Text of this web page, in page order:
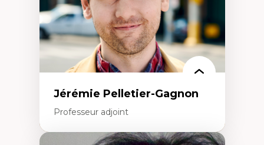
Jérémie Pelletier-Gagnon
Professeur adjoint